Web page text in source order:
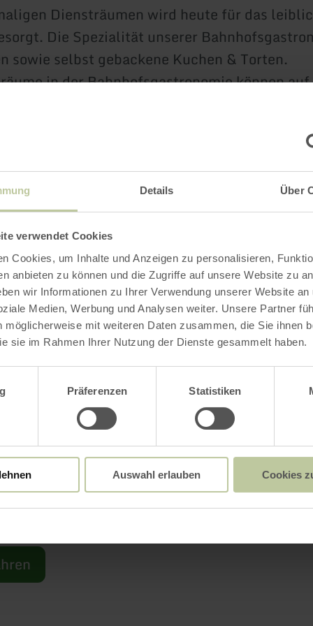
Details Über
verwendet Cookies
Cookies, um Inhalte und Anzeigen zu personalisieren,
anbieten zu können und die Zugriffe auf unsere Website zu
wir Informationen zu Ihrer Verwendung unserer Website an
Medien, Werbung und Analysen weiter. Unsere Partner
möglicherweise mit weiteren Daten zusammen, die Sie ihnen
sie im Rahmen Ihrer Nutzung der Dienste gesammelt haben.
Präferenzen Statistiken
Auswahl erlauben Cookies
Diensträumen wird heute für das
Die Spezialität unserer
sowie selbst gebackene Kuchen & Torten.
in der Bahnhofsgastronomie können
das Bahnhofspersonal).
können auf Wunsch unter anderem
verschwundene Koffer" und/oder ein
Abendessen hinzugebucht werden. Ebenso
Programmangebote für Eisenbahnfreunde.
unter www.bahnhofsleben.de
werden zudem zahlreiche
angeboten. Das vollständige Programm,
unter www.bahnhofsleben.de
Ahütte ist darüber ein
und Resilienzentwicklung sowie